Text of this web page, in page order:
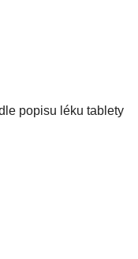
popisu léku tablety